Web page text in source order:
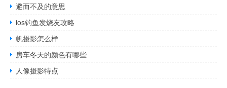
避而不及的意思
ios钓鱼发烧友攻略
帆摄影怎么样
房车冬天的颜色有哪些
人像摄影特点